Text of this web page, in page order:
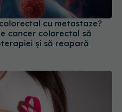
cu metastaze?
cancer colorectal să
și să reapară